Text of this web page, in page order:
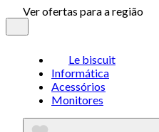
Ver ofertas para a região
Le biscuit
Informática
Acessórios
Monitores